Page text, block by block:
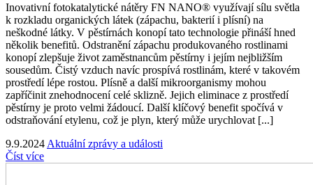
Inovativní fotokatalytické nátěry FN NANO® využívají sílu světla
k rozkladu organických látek (zápachu, bakterií i plísní) na
neškodné látky. V pěstírnách konopí tato technologie přináší hned
několik benefitů. Odstranění zápachu produkovaného rostlinami
konopí zlepšuje život zaměstnancům pěstírny i jejím nejbližším
sousedům. Čistý vzduch navíc prospívá rostlinám, které v takovém
prostředí lépe rostou. Plísně a další mikroorganismy mohou
zapříčinit znehodnocení celé sklizně. Jejich eliminace z prostředí
pěstírny je proto velmi žádoucí. Další klíčový benefit spočívá v
odstraňování etylenu, což je plyn, který může urychlovat [...]
9.9.2024 Aktuální zprávy a události
Číst více